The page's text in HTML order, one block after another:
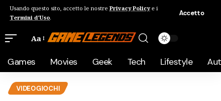
Usando questo sito, accetto le nostre Privacy Policye i
Termini d'Uso.
Accetto
Aa
Games Movies Geek Tech Lifestyle
VIDEOGIOCHI